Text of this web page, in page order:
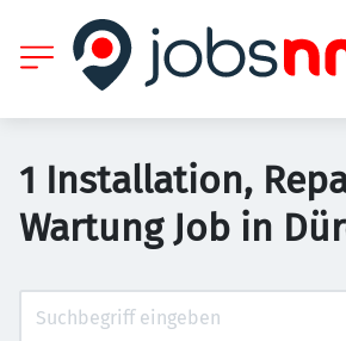
1 Installation,
Wartung Job in